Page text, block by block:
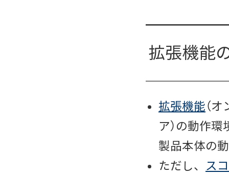
拡張機能
拡張機能（
ア）の動作環
製品本体の
ただし、 ス